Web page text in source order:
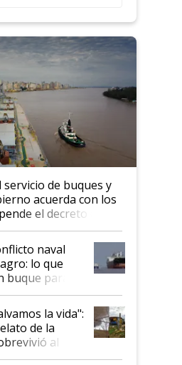
servicio de buques y
acuerda con los
el decreto de
naval
lo que
parado
Argentina
la vida":
de la
al